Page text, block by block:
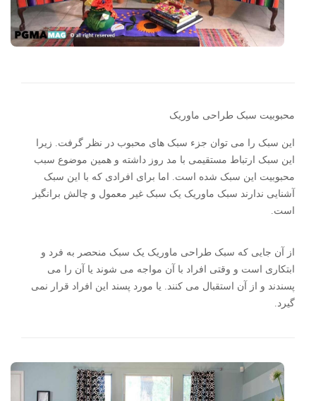
محبوبیت سبک طراحی ماوریک
این سبک را می توان جزء سبک های محبوب در نظر گرفت. زیرا
این سبک ارتباط مستقیمی با مد روز داشته و همین موضوع سبب
محبوبیت این سبک شده است. اما برای افرادی که با این سبک
آشنایی ندارند سبک ماوریک یک سبک غیر معمول و چالش برانگیز
است.
از آن جایی که سبک طراحی ماوریک یک سبک منحصر به فرد و
ابتکاری است و وقتی افراد با آن مواجه می شوند یا آن را می
پسندند و از آن استقبال می کنند. یا مورد پسند این افراد قرار نمی
گیرد.